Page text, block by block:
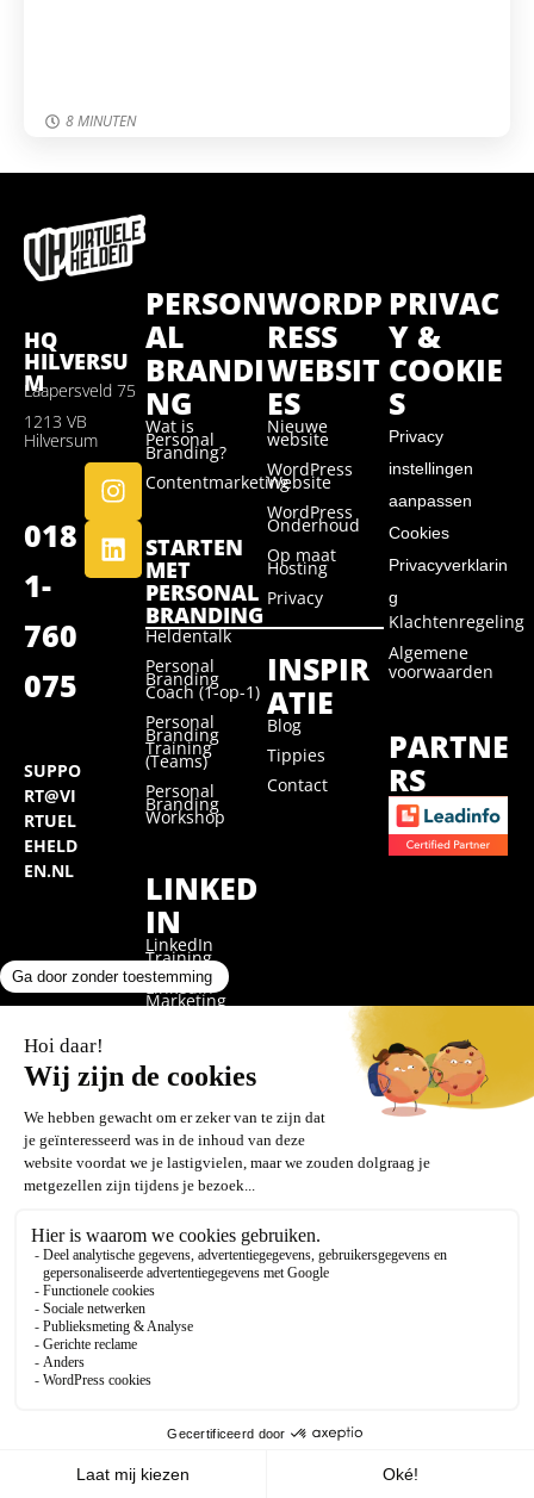
8 MINUTEN
HQ
HILVERSU
M
Laapersveld 75
1213 VB
Hilversum
018
1-
760
075
SUPPO
RT@VI
RTUEL
EHELD
EN.NL
PERSON
AL
BRANDI
NG
Wat is
Personal
Branding?
Contentmarketing
STARTEN
MET
PERSONAL
BRANDING
Heldentalk
Personal
Branding
Coach (1-op-1)
Personal
Branding
Training
(Teams)
Personal
Branding
Workshop
LINKED
IN
LinkedIn
Training
LinkedIn
Marketing
WORDP
RESS
WEBSIT
ES
Nieuwe
website
WordPress
Website
WordPress
Onderhoud
Op maat
Hosting
Privacy
INSPIR
ATIE
Blog
Tippies
Contact
PRIVAC
Y &
COOKIE
S
Privacy
instellingen
aanpassen
Cookies
Privacyverklarin
g
Klachtenregeling
Algemene
voorwaarden
PARTNE
RS